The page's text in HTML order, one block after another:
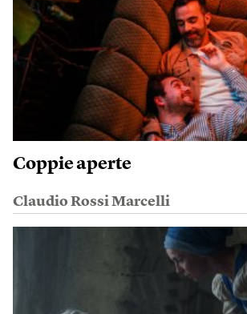
Coppie aperte
Claudio Rossi Marcelli